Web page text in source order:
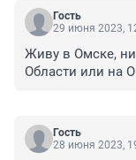
Гость
29 июня 2023,
Живу в Омске,
Области или на
Гость
28 июня 2023,